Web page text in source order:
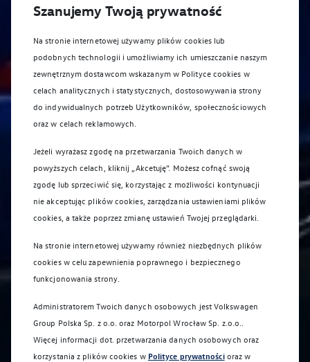
Szanujemy Twoją prywatność
Na stronie internetowej używamy plików cookies lub
podobnych technologii i umożliwiamy ich umieszczanie naszym
zewnętrznym dostawcom wskazanym w Polityce cookies w
celach analitycznych i statystycznych, dostosowywania strony
do indywidualnych potrzeb Użytkowników, społecznościowych
oraz w celach reklamowych.
Jeżeli wyrażasz zgodę na przetwarzania Twoich danych w
powyższych celach, kliknij „Akcetuję”. Możesz cofnąć swoją
zgodę lub sprzeciwić się, korzystając z możliwości kontynuacji
nie akceptując plików cookies, zarządzania ustawieniami plików
cookies, a także poprzez zmianę ustawień Twojej przeglądarki.
Na stronie internetowej używamy również niezbędnych plików
cookies w celu zapewnienia poprawnego i bezpiecznego
funkcjonowania strony.
Administratorem Twoich danych osobowych jest Volkswagen
Group Polska Sp. z o.o. oraz Motorpol Wrocław Sp. z.o.o.
Więcej informacji dot. przetwarzania danych osobowych oraz
korzystania z plików cookies w Polityce prywatnościoraz w